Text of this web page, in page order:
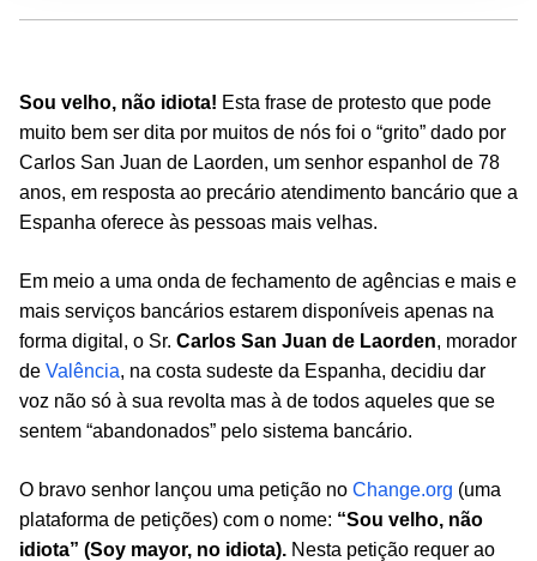
Sou velho, não idiota! Esta frase de protesto que pode
muito bem ser dita por muitos de nós foi o “grito” dado por
Carlos San Juan de Laorden, um senhor espanhol de 78
anos, em resposta ao precário atendimento bancário que a
Espanha oferece às pessoas mais velhas.
Em meio a uma onda de fechamento de agências e mais e
mais serviços bancários estarem disponíveis apenas na
forma digital , o Sr. Carlos San Juan de Laorden, morador
de Val ência, na costa sudeste da Espanha, decidiu dar
voz não só à sua revolta mas à de todos aqueles que se
sentem “abandonados” pelo sistema bancário.
O bravo senhor lançou uma petição no Change.org (uma
plataforma de petições) com o nome: “Sou velho, não
idiota” (Soy mayor, no idiota). Nesta petição requer ao